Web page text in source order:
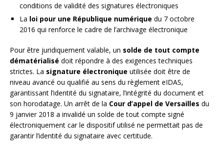
conditions de validité des signatures électroniques
La loi pour une République numérique du 7 octobre
2016 qui renforce le cadre de l’archivage électronique
Pour être juridiquement valable, un solde de tout compte
dématérialisé doit répondre à des exigences techniques
strictes. La signature électronique utilisée doit être de
niveau avancé ou qualifié au sens du règlement eIDAS,
garantissant l’identité du signataire, l’intégrité du document et
son horodatage. Un arrêt de la Cour d’appel de Versailles du
9 janvier 2018 a invalidé un solde de tout compte signé
électroniquement car le dispositif utilisé ne permettait pas de
garantir l’identité du signataire avec certitude.